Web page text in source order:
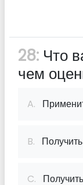
28: Что
чем
A.
B.
C.